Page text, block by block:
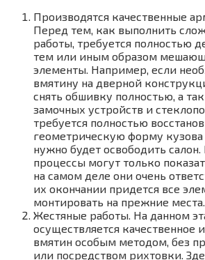
Производятся качественные
Перед тем, как выполнить
работы, требуется полностью
тем или иным образом
элементы. Например, если
вмятину на дверной
снять обшивку полностью, а
замочных устройств и
требуется полностью
геометрическую форму
нужно будет освободить
процессы могут только
на самом деле они очень
их окончании придется все
монтировать на прежние места.
Жестяные работы. На данном
осуществляется качественное
вмятин особым методом, без
или посредством рихтовки.